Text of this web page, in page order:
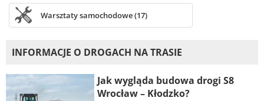
Warsztaty samochodowe (17)
INFORMACJE O DROGACH NA TRASIE
Jak wygląda budowa drogi S8
Wrocław – Kłodzko?